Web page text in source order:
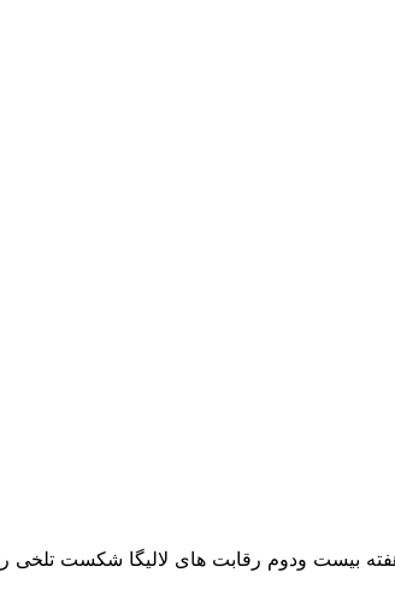
بیست‌ ودوم رقابت‌ های لالیگا شکست تلخی